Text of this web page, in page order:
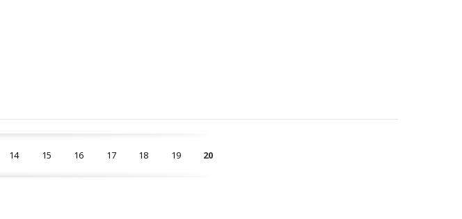
14 15 16 17 18 19 20